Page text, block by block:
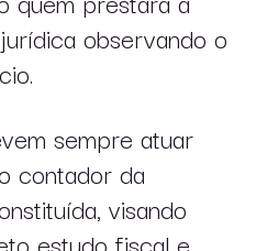
observando o
sempre atuar
contador da
visando
estudo fiscal e